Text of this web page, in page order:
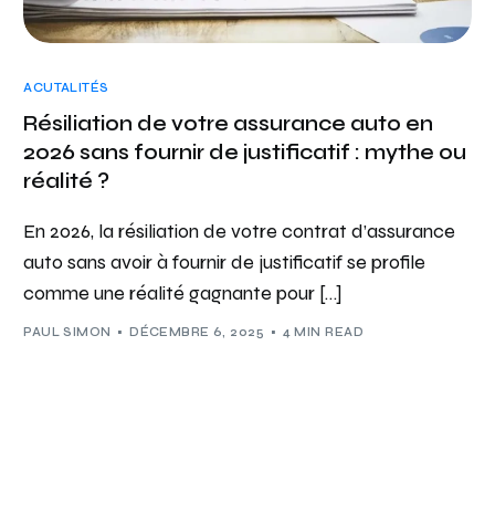
ACUTALITÉS
Résiliation de votre assurance auto en
2026 sans fournir de justificatif : mythe ou
réalité ?
En 2026, la résiliation de votre contrat d’assurance
auto sans avoir à fournir de justificatif se profile
comme une réalité gagnante pour […]
PAUL SIMON DÉCEMBRE 6, 2025 4 MIN READ